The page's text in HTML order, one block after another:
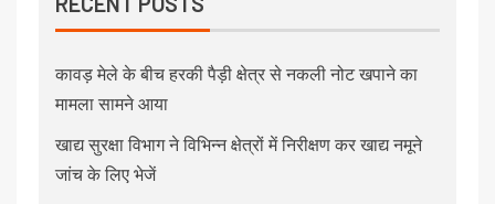
कावड़ मेले के बीच हरकी पैड़ी क्षेत्र से नकली नोट खपाने का
मामला सामने आया
खाद्य सुरक्षा विभाग ने विभिन्न क्षेत्रों में निरीक्षण कर खाद्य नमूने
जांच के लिए भेजें